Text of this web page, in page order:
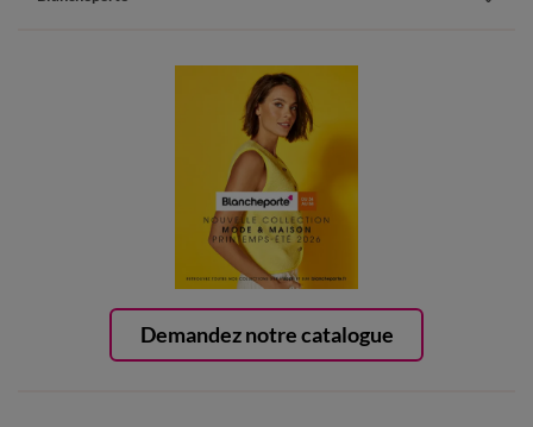
Demandez notre catalogue